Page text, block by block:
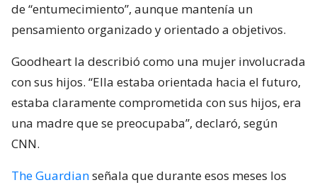
de “entumecimiento”, aunque mantenía un
pensamiento organizado y orientado a objetivos.
Goodheart la describió como una mujer involucrada
con sus hijos. “Ella estaba orientada hacia el futuro,
estaba claramente comprometida con sus hijos, era
una madre que se preocupaba”, declaró, según
CNN.
The Guardianseñala que durante esos meses los